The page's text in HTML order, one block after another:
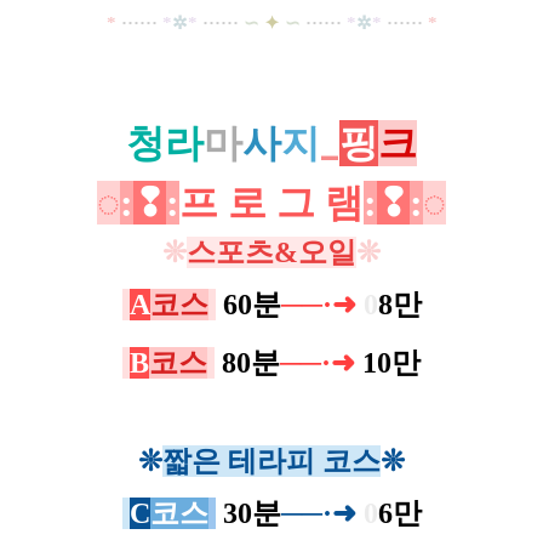
* ······ *✲* ······ ∽ ✦ ∽ ······ *✲* ······ *
청라마사지 _핑크
◌: ❢:프 로 그 램: ❢:◌
❊스포츠&오일❊
A코스 60분──·➜
8만
B코스 80분──·➜ 10만
❊짧은 테라피 코스❊
C코스 30분──·➜
6만